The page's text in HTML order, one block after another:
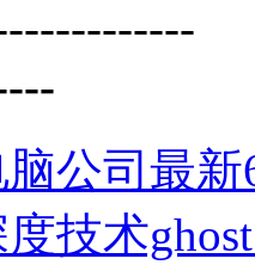
脑公司最新
技术